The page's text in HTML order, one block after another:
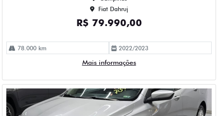
CHEVROLET ONIX 1.0 TURBO FLEX PLUS LTZ AUTOMATICO
Campinas
Fiat Dahruj
R$ 73.990,00